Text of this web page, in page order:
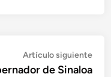
Artículo siguiente
de Sinaloa